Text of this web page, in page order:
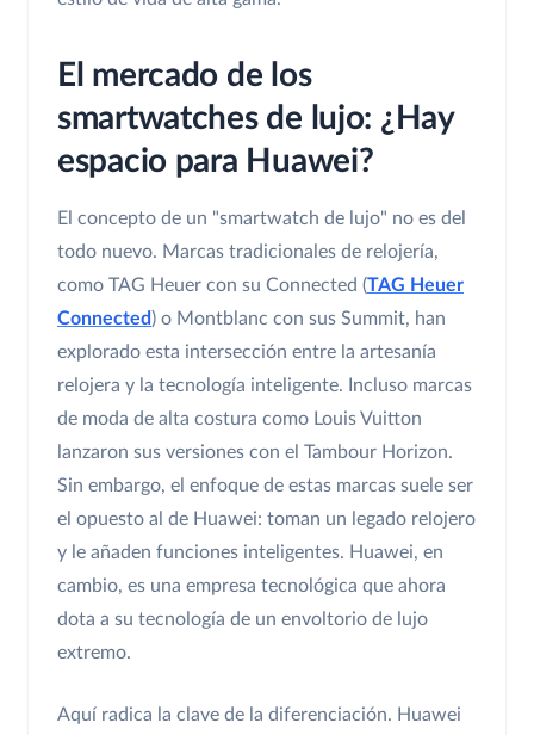
El mercado de los
smartwatches de lujo: ¿Hay
espacio para Huawei?
El concepto de un "smartwatch de lujo" no es del
todo nuevo. Marcas tradicionales de relojería,
como TAG Heuer con su Connected (TAG Heuer
Connected ) o Montblanc con sus Summit, han
explorado esta intersección entre la artesanía
relojera y la tecnología inteligente. Incluso marcas
de moda de alta costura como Louis Vuitton
lanzaron sus versiones con el Tambour Horizon.
Sin embargo, el enfoque de estas marcas suele ser
el opuesto al de Huawei: toman un legado relojero
y le añaden funciones inteligentes. Huawei, en
cambio, es una empresa tecnológica que ahora
dota a su tecnología de un envoltorio de lujo
extremo.
Aquí radica la clave de la diferenciación. Huawei